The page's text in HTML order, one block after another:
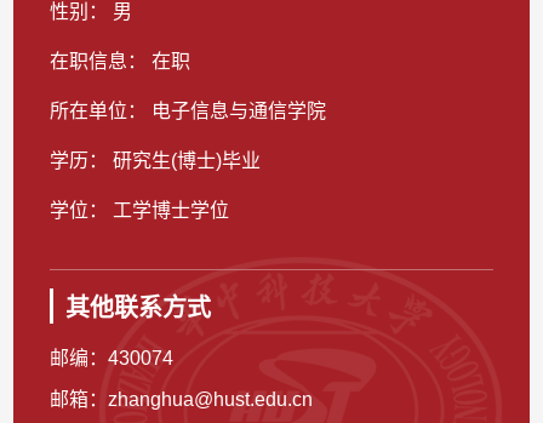
性别： 男
在职信息： 在职
所在单位： 电子信息与通信学院
学历： 研究生(博士)毕业
学位： 工学博士学位
其他联系方式
邮编：430074
邮箱：zhanghua@hust.edu.cn